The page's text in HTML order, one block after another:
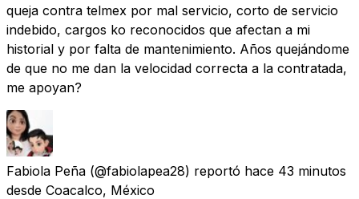
queja contra telmex por mal servicio, corto de servicio
indebido, cargos ko reconocidos que afectan a mi
historial y por falta de mantenimiento. Años quejándome
de que no me dan la velocidad correcta a la contratada,
me apoyan?
Fabiola Peña (@fabiolapea28) reportó hace 43 minutos
desde Coacalco, México